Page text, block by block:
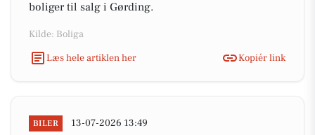
boliger til salg i Gørding.
Kilde: Boliga
Læs hele artiklen her
Kopiér link
BILER 13-07-2026 13:49